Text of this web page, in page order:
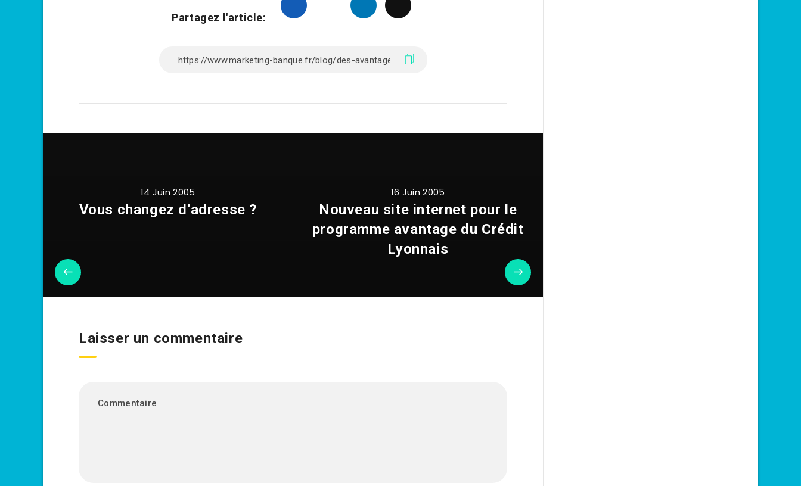
Partagez l'article:
14 Juin 2005
Vous changez d’adresse ?
16 Juin 2005
Nouveau site internet pour le
programme avantage du Crédit
Lyonnais
Laisser un commentaire